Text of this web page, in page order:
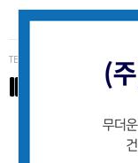
TEL (062)223-3234
IDM (주)이드